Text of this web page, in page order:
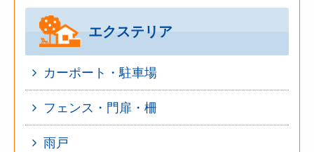
エクステリア
カーポート・駐車場
フェンス・門扉・柵
雨戸